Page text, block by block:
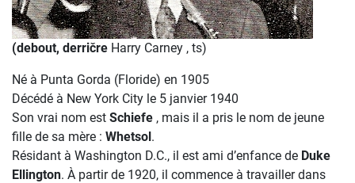
(debout, derričre Harry Carney , ts)
Né à Punta Gorda (Floride) en 1905
Décédé à New York City le 5 janvier 1940
Son vrai nom est Schiefe , mais il a pris le nom de jeune
fille de sa mère : Whetsol.
Résidant à Washington D.C., il est ami d’enfance de Duke
Ellington. À partir de 1920, il commence à travailler dans